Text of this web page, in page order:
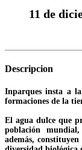
11 de
Descripcion
Inparques insta a la
formaciones de la
El agua dulce que
población
además,